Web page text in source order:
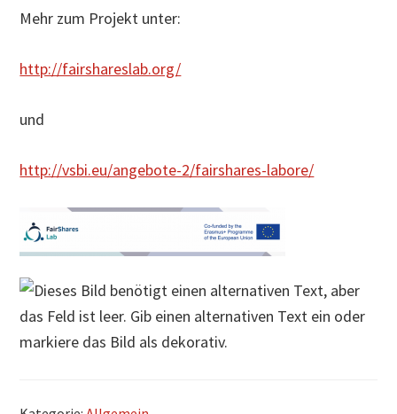
Mehr zum Projekt unter:
http://fairshareslab.org/
und
http://vsbi.eu/angebote-2/fairshares-labore/